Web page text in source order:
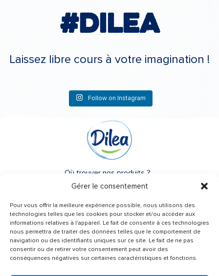
Gérer le consentement
Pour vous offrir la meilleure expérience possible, nous utilisons des
technologies telles que les cookies pour stocker et/ou accéder aux
informations relatives à l'appareil. Le fait de consentir à ces technologies
nous permettra de traiter des données telles que le comportement de
navigation ou des identifiants uniques sur ce site. Le fait de ne pas
consentir ou de retirer votre consentement peut avoir des
conséquences négatives sur certaines caractéristiques et fonctions.
#Dilea
Laissez libre cours à votre imagination !
Follow on Instagram
Besoin d’un conseil ?
Une question ?
Où trouver nos produits ?
FAQ